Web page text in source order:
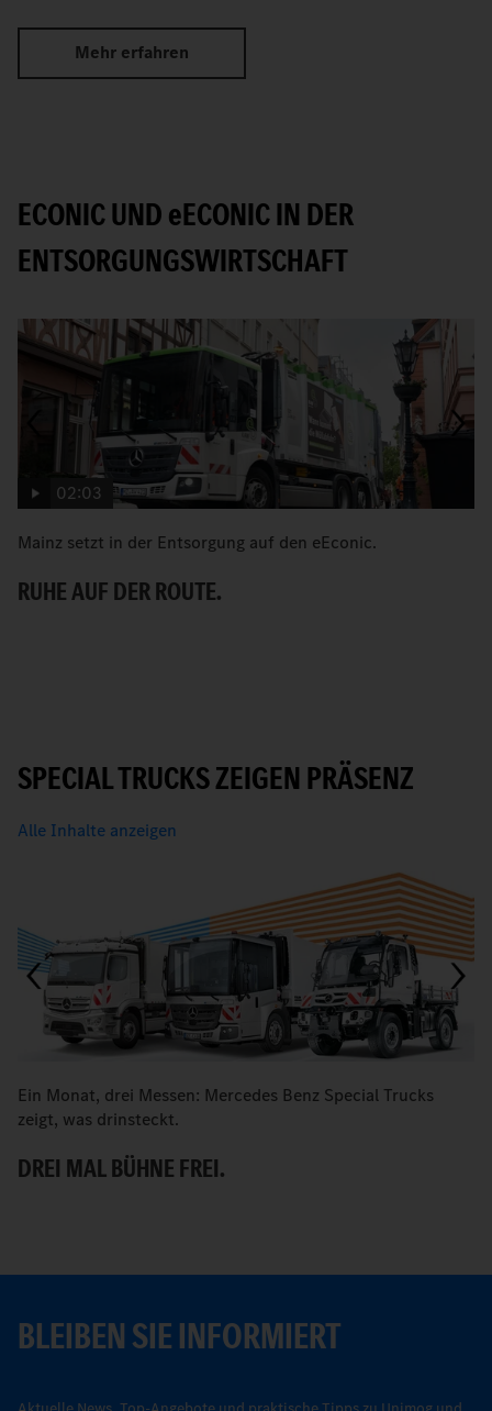
Mehr erfahren
ECONIC UNDeECONIC IN DER
ENTSORGUNGSWIRTSCHAFT
02:03
Mainz setzt in der Entsorgung auf den eEconic.
RUHE AUF DER ROUTE.
SPECIAL TRUCKS ZEIGEN PRÄSENZ
Alle Inhalte anzeigen
Ein Monat, drei Messen: Mercedes Benz Special Trucks
zeigt, was drinsteckt.
DREI MAL BÜHNE FREI.
BLEIBEN SIE INFORMIERT